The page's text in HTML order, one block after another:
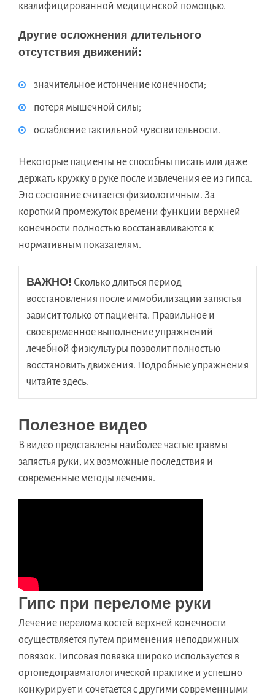
квалифицированной медицинской помощью.
Другие осложнения длительного
отсутствия движений:
значительное истончение конечности;
потеря мышечной силы;
ослабление тактильной чувствительности.
Некоторые пациенты не способны писать или даже
держать кружку в руке после извлечения ее из гипса.
Это состояние считается физиологичным. За
короткий промежуток времени функции верхней
конечности полностью восстанавливаются к
нормативным показателям.
ВАЖНО! Сколько длиться период
восстановления после иммобилизации запястья
зависит только от пациента. Правильное и
своевременное выполнение упражнений
лечебной физкультуры позволит полностью
восстановить движения. Подробные упражнения
читайте здесь.
Полезное видео
В видео представлены наиболее частые травмы
запястья руки, их возможные последствия и
современные методы лечения.
Гипс при переломе руки
Лечение перелома костей верхней конечности
осуществляется путем применения неподвижных
повязок. Гипсовая повязка широко используется в
ортопедотравматологической практике и успешно
конкурирует и сочетается с другими современными